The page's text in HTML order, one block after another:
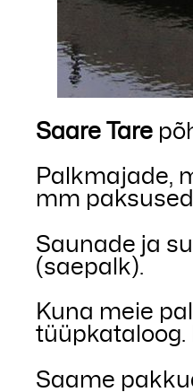
Saare Tare
Palkmajade,
mm
Saunade ja
(saepalk).
Kuna meie
tüüpkataloog.
Saame